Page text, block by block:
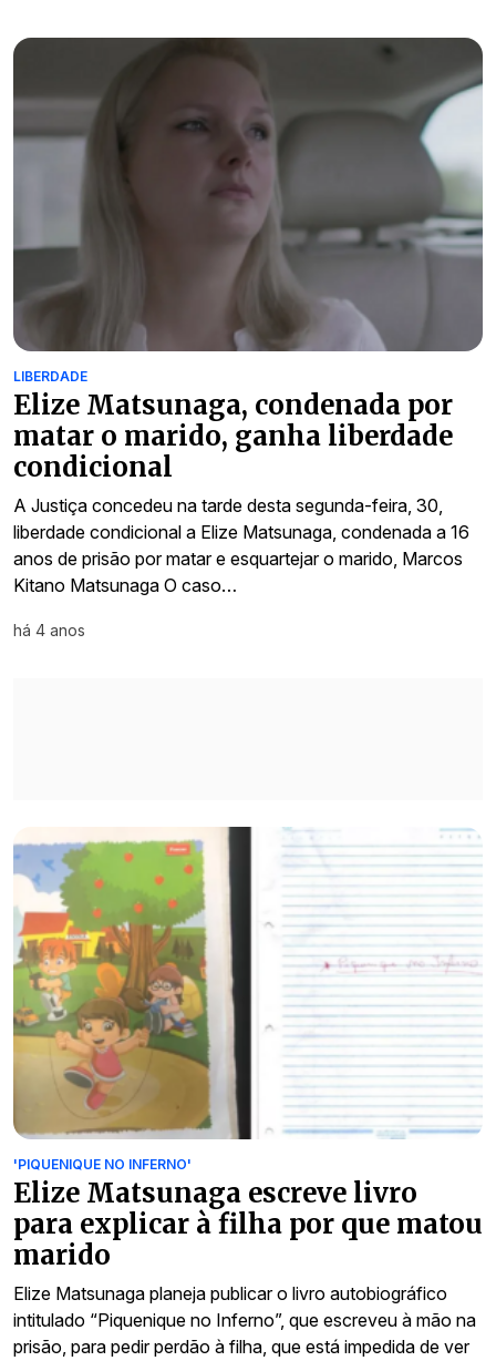
LIBERDADE
Elize Matsunaga, condenada por
matar o marido, ganha liberdade
condicional
A Justiça concedeu na tarde desta segunda-feira, 30,
liberdade condicional a Elize Matsunaga, condenada a 16
anos de prisão por matar e esquartejar o marido, Marcos
Kitano Matsunaga O caso…
há 4 anos
'PIQUENIQUE NO INFERNO'
Elize Matsunaga escreve livro
para explicar à filha por que matou
marido
Elize Matsunaga planeja publicar o livro autobiográfico
intitulado “Piquenique no Inferno”, que escreveu à mão na
prisão, para pedir perdão à filha, que está impedida de ver